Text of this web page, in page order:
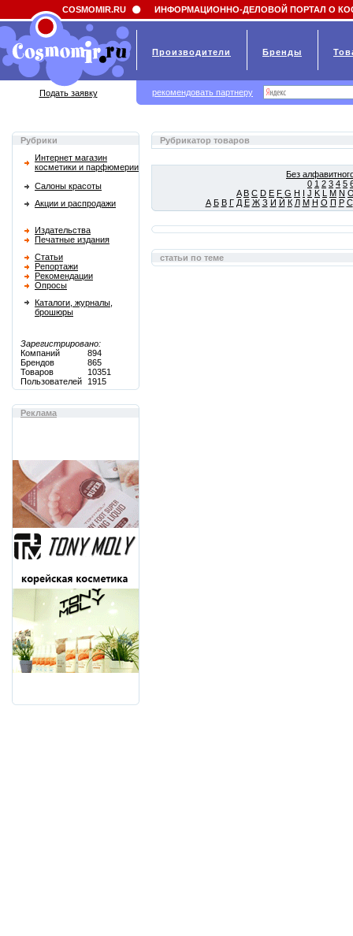
Field 'news_title' doesn't have a default value
Рубрики
Интернет магазин
косметики и парфюмерии
Салоны красоты
Акции и распродажи
Издательства
Печатные издания
Статьи
Репортажи
Рекомендации
Опросы
Каталоги, журналы,
брошюры
Зарегистрировано:
Компаний
894
Брендов
865
Товаров
10351
Пользователей
1915
Реклама
Рубрикатор товаров
Без
0 1 2 3 4 5
A B C D E F G H I J K L M N
А Б В Г Д Е Ж З И Й К Л М Н О П Р С
статьи по теме
COSMOMIR.RU ИНФОРМАЦИОННО-ДЕЛОВОЙ ПОРТАЛ О
Производители Бренды
Подать заявку рекомендовать партнеру